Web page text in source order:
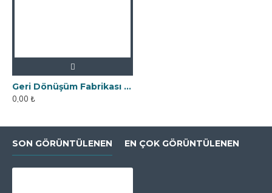
Geri Dönüşüm Fabrikası İçin Kolay Temizlenebilir Neodyum Elek Mıknatıs
0,00 ₺
SON GÖRÜNTÜLENEN EN ÇOK GÖRÜNTÜLENEN